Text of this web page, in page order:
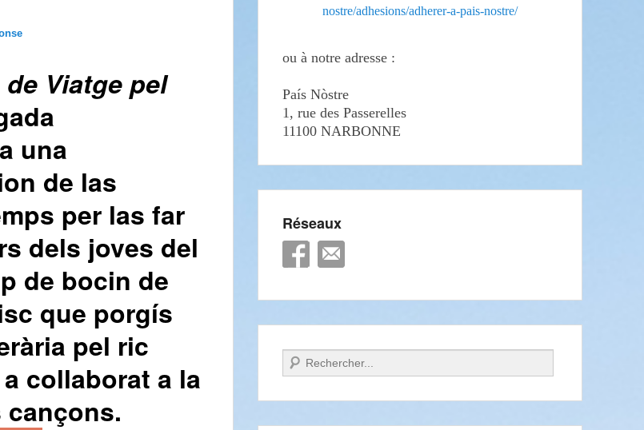
Viatge pel
una
de las
per las far
dels joves del
de bocin de
que porgís
pel ric
collaborat a la
cançons.
nostre/adhesions/adherer-a-pais-nostre/
ou à notre adresse :
País Nòstre
1, rue des Passerelles
11100 NARBONNE
Réseaux
Recherche